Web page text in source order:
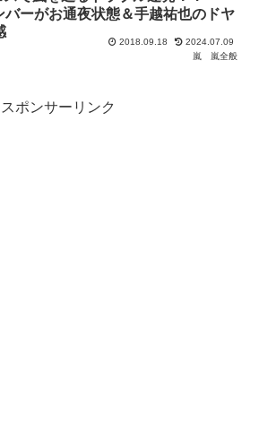
ーがお通夜状態＆手越祐也のドヤ
2018.09.18
2024.07.09
嵐
嵐全般
スポンサーリンク